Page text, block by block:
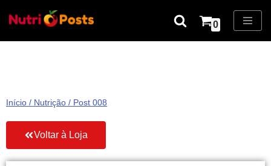
0
Início / Nutrição / Post 008
Voltar à Loja